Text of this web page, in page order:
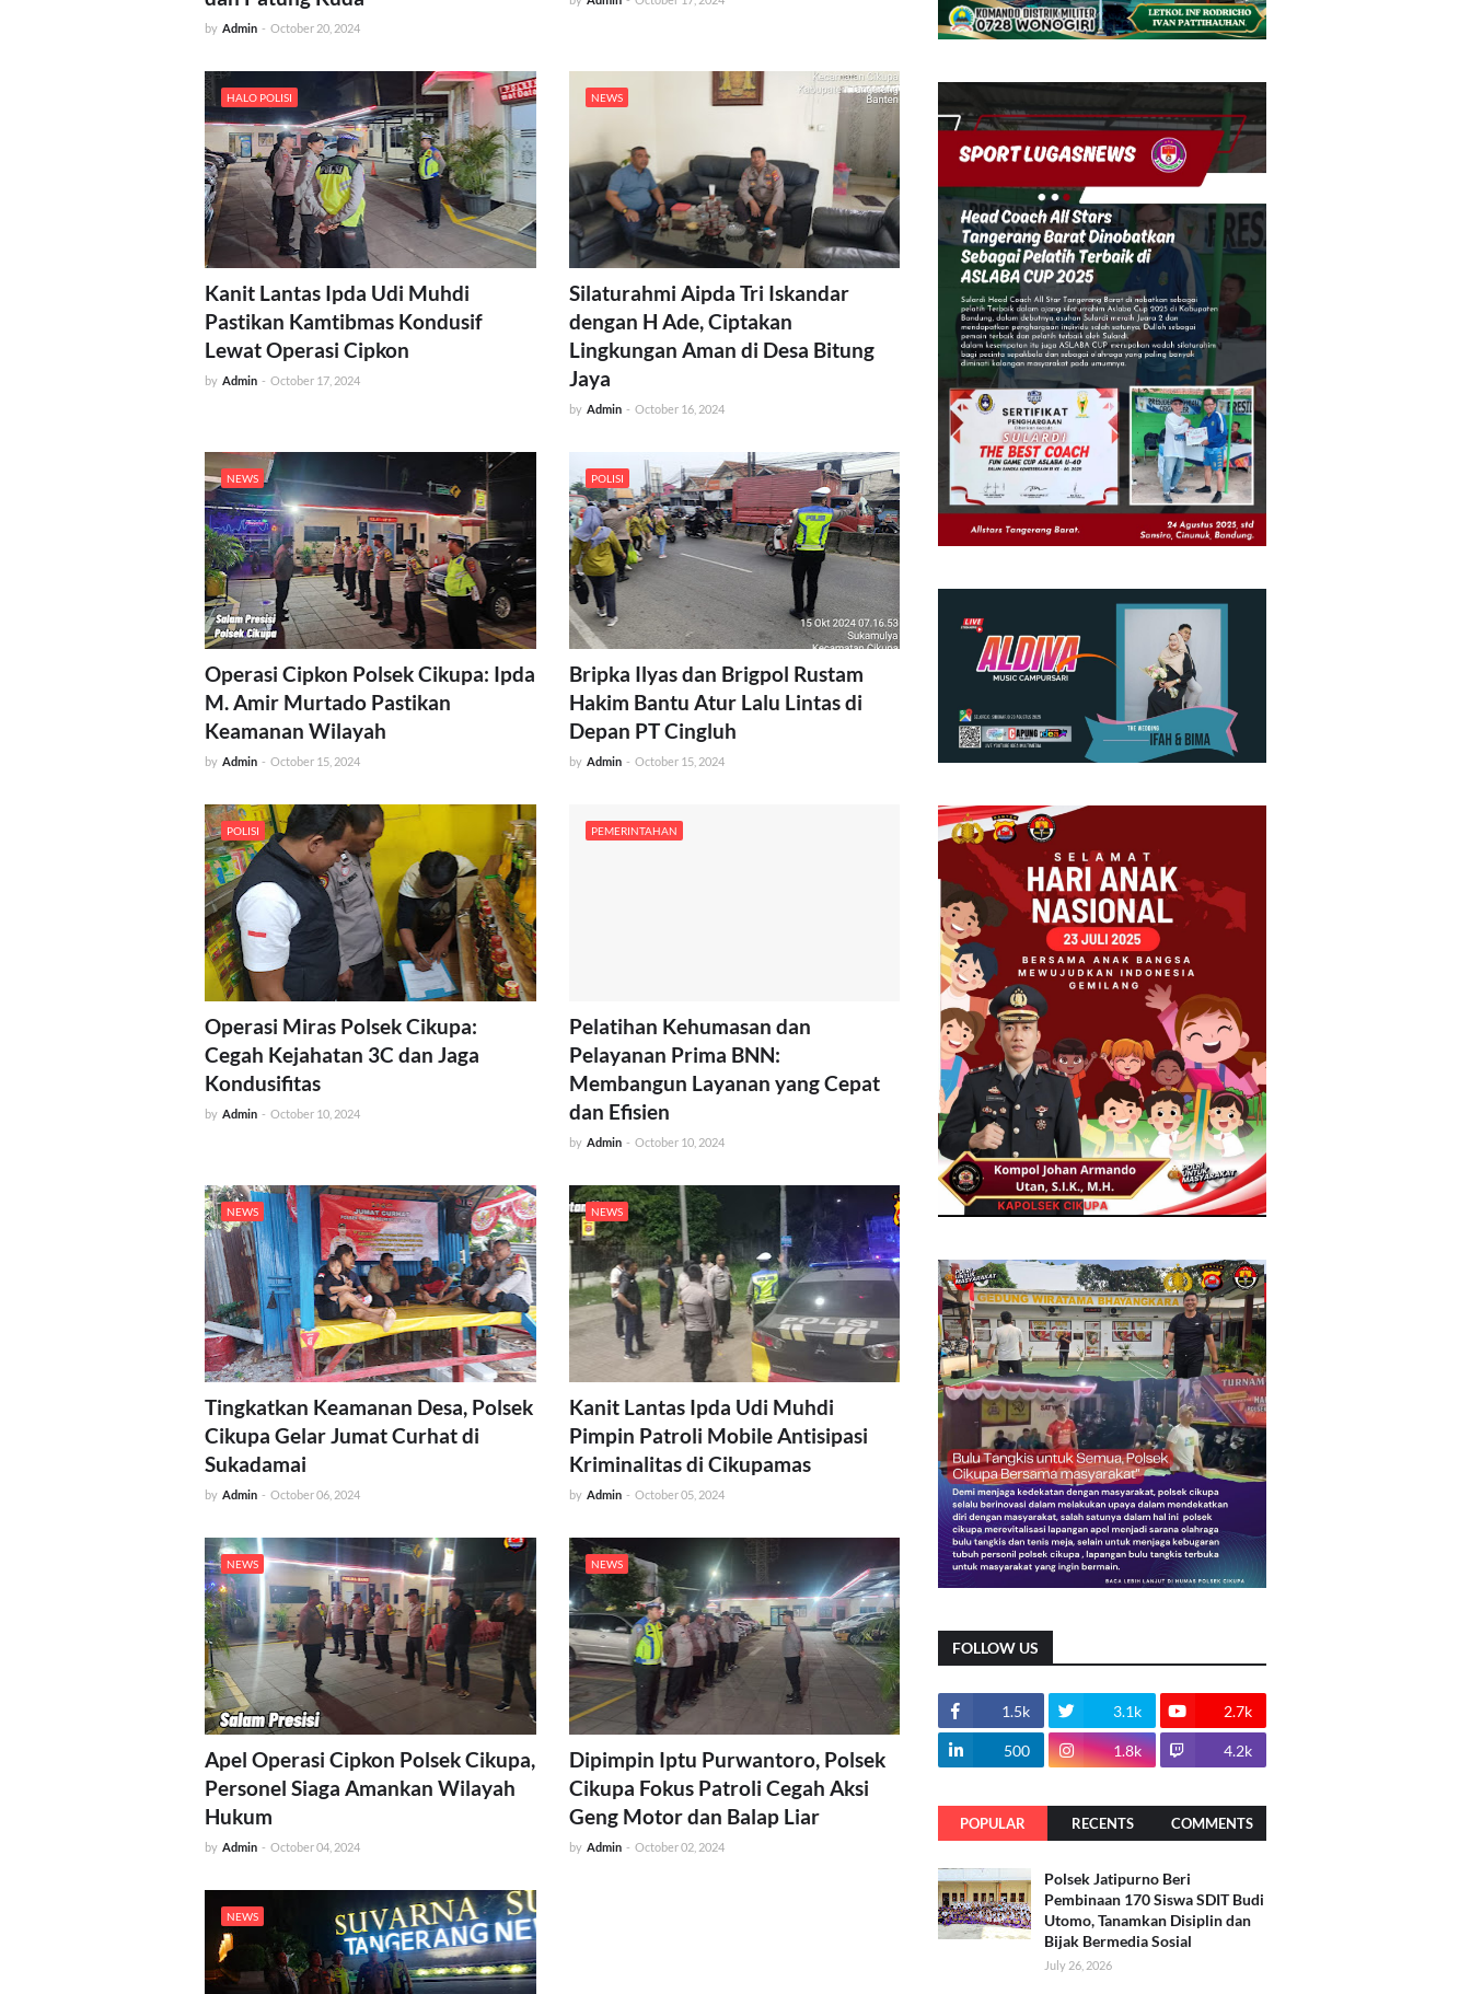
by Admin - October 20, 2024
HALO POLISI
Kanit Lantas Ipda Udi Muhdi
Pastikan Kamtibmas Kondusif
Lewat Operasi Cipkon
by Admin - October 17, 2024
NEWS
Silaturahmi Aipda Tri Iskandar
dengan H Ade, Ciptakan
Lingkungan Aman di Desa Bitung
Jaya
by Admin - October 16, 2024
NEWS
Operasi Cipkon Polsek Cikupa: Ipda
M. Amir Murtado Pastikan
Keamanan Wilayah
by Admin - October 15, 2024
POLISI
Bripka Ilyas dan Brigpol Rustam
Hakim Bantu Atur Lalu Lintas di
Depan PT Cingluh
by Admin - October 15, 2024
POLISI
Operasi Miras Polsek Cikupa:
Cegah Kejahatan 3C dan Jaga
Kondusifitas
by Admin - October 10, 2024
PEMERINTAHAN
Pelatihan Kehumasan dan
Pelayanan Prima BNN:
Membangun Layanan yang Cepat
dan Efisien
by Admin - October 10, 2024
NEWS
Tingkatkan Keamanan Desa, Polsek
Cikupa Gelar Jumat Curhat di
Sukadamai
by Admin - October 06, 2024
NEWS
Kanit Lantas Ipda Udi Muhdi
Pimpin Patroli Mobile Antisipasi
Kriminalitas di Cikupamas
by Admin - October 05, 2024
NEWS
Apel Operasi Cipkon Polsek Cikupa,
Personel Siaga Amankan Wilayah
Hukum
by Admin - October 04, 2024
NEWS
Dipimpin Iptu Purwantoro, Polsek
Cikupa Fokus Patroli Cegah Aksi
Geng Motor dan Balap Liar
by Admin - October 02, 2024
NEWS
FOLLOW US
1.5k 3.1k 2.7k
500 1.8k 4.2k
POPULAR RECENTS COMMENTS
Polsek Jatipurno Beri
Pembinaan 170 Siswa SDIT Budi
Utomo, Tanamkan Disiplin dan
Bijak Bermedia Sosial
July 26, 2026